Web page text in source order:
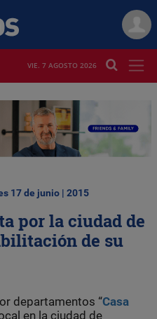
VIE. 7 AGOSTO 2026
17 de junio | 2015
por la ciudad de
de su
departamentos “Casa
en la ciudad de